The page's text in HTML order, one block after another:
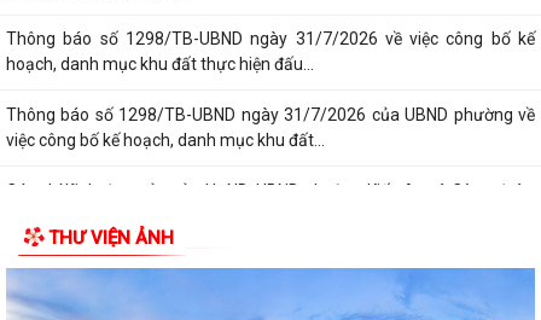
Thông báo số 1298/TB-UBND ngày 31/7/2026 về việc công bố kế
hoạch, danh mục khu đất thực hiện đấu...
Thông báo số 1298/TB-UBND ngày 31/7/2026 của UBND phường về
việc công bố kế hoạch, danh mục khu đất...
Các chí lãnh đạo Đảng ủy, HĐND, UBND phường Kiến An và Công đoàn
Phường Kiến An tặng quà chúc mừng cán bộ, chiến sĩ Lữ đoàn vận tải
653 hoàn thành xuất sắc nhiệm vụ...
THƯ VIỆN ẢNH